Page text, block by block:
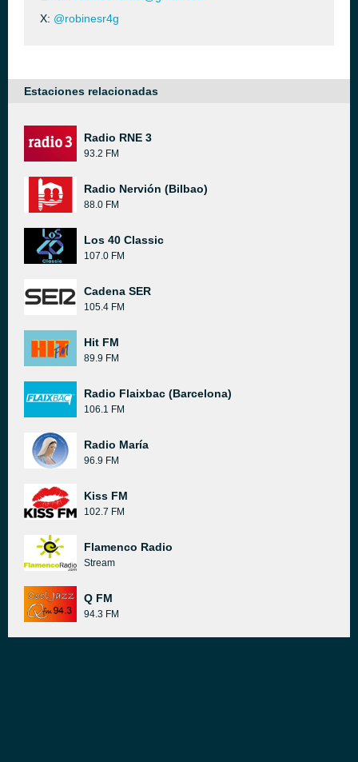
X: @robinesr4g
Estaciones relacionadas
Radio RNE 3
93.2 FM
Radio Nervión (Bilbao)
88.0 FM
Los 40 Classic
107.0 FM
Cadena SER
105.4 FM
Hit FM
89.9 FM
Radio Flaixbac (Barcelona)
106.1 FM
Radio María
96.9 FM
Kiss FM
102.7 FM
Flamenco Radio
Stream
Q FM
94.3 FM